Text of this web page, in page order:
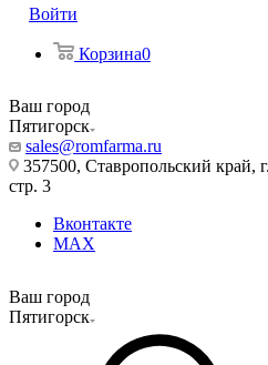
Войти
Корзина0
Ваш город
Пятигорск
sales@romfarma.ru
357500, Ставропольский край,
стр. 3
Вконтакте
MAX
Ваш город
Пятигорск